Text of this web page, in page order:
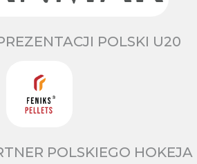
POLSKI U20
POLSKIEGO HOKEJA